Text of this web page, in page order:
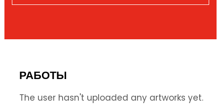
РАБОТЫ
The user hasn't uploaded any artworks yet.